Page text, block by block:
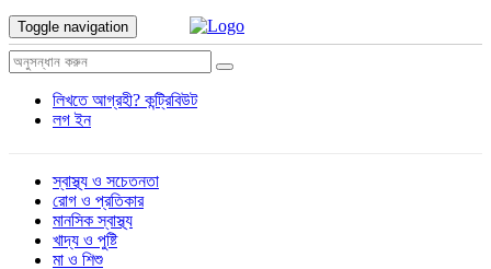
Toggle navigation
লিখতে আগ্রহী? কন্ট্রিবিউট
লগ ইন
স্বাস্থ্য ও সচেতনতা
রোগ ও প্রতিকার
মানসিক স্বাস্থ্য
খাদ্য ও পুষ্টি
মা ও শিশু